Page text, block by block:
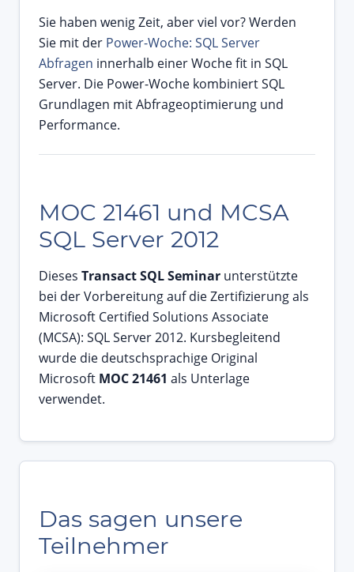
Sie haben wenig Zeit, aber viel vor? Werden
Sie mit der Power-Woche: SQL Server
Abfragen innerhalb einer Woche fit in SQL
Server. Die Power-Woche kombiniert SQL
Grundlagen mit Abfrageoptimierung und
Performance.
MOC 21461 und MCSA
SQL Server 2012
Dieses Transact SQL Seminar unterstützte
bei der Vorbereitung auf die Zertifizierung als
Microsoft Certified Solutions Associate
(MCSA): SQL Server 2012. Kursbegleitend
wurde die deutschsprachige Original
Microsoft MOC 21461 als Unterlage
verwendet.
Das sagen unsere
Teilnehmer